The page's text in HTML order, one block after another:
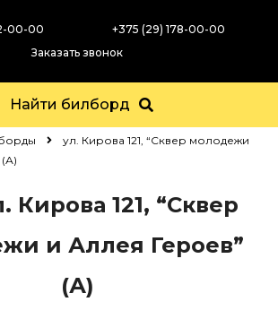
00-00
+375 (29) 178-00-00
Заказать звонок
Найти билборд
ул. Кирова 121, “Сквер молодежи
Кирова 121, “Сквер
и Аллея Героев”
(А)